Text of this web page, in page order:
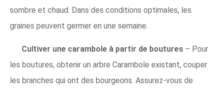
sombre et chaud. Dans des conditions optimales, les
graines peuvent germer en une semaine.
Cultiver une carambole à partir de boutures – Pour
les boutures, obtenir un arbre Carambole existant, couper
les branches qui ont des bourgeons. Assurez-vous de